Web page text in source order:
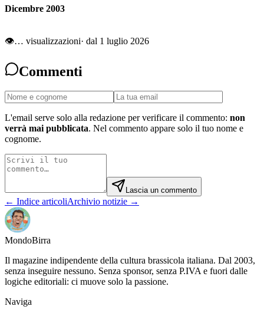
Dicembre 2003
👁… visualizzazioni· dal 1 luglio 2026
Commenti
L'email serve solo alla redazione per verificare il commento: non
verrà mai pubblicata. Nel commento appare solo il tuo nome e
cognome.
Lascia un commento
← Indice articoliArchivio notizie →
MondoBirra
Il magazine indipendente della cultura brassicola italiana. Dal 2003,
senza inseguire nessuno. Senza sponsor, senza P.IVA e fuori dalle
logiche editoriali: ci muove solo la passione.
Naviga